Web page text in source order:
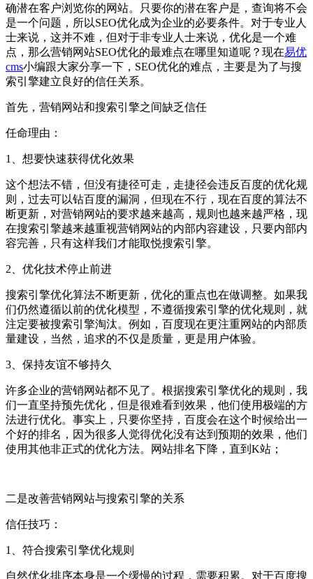
确潜在客户浏览你的网站。只要你的潜在客户是，查询将不会
是一个问题，所以SEO优化成为企业的必要条件。对于专业人
士来说，这并不难，但对于非专业人士来说，优化是一个难
点，那么营销网站SEO优化的最难点在哪里知道呢？现在易优
cms小编跟大家分享一下，SEO优化的难点，主要是为了与搜
索引擎建立良好的信任关系。
首先，营销网站和搜索引擎之间缺乏信任
任命理由：
1、想要快速获得优化效果
这个想法不错，但没有捷径可走，走捷径会违反百度的优化规
则，过去可以钻百度的漏洞，但现在不行，现在百度的算法不
断更新，对营销网站的要求越来越高，规则也越来越严格，现
在搜索引擎越来越重视营销网站的内部内容建设，只要内部内
容完善，只有这样我们才能取悦搜索引擎。
2、优化技术停止前进
搜索引擎优化算法不断更新，优化的重点也在做调整。如果我
们仍然遵循以前的优化模型，不遵循搜索引擎的优化规则，就
注定要被搜索引擎淘汰。例如，百度现在更注重网站的内部质
量建设，当然，追求的不仅是质量，更是用户体验。
3、保持友谊不够持久
许多企业的营销网站都不见了。根据搜索引擎优化的规则，我
们一直坚持预先优化，但是很难看到效果，他们使用极端的方
法进行优化。事实上，只要你坚持，百度会在这个时候给出一
个好的排名，因为很多人觉得优化没有达到预期的效果，他们
使用其他非正式的优化方法。网站排名下降，直到K站；
二是改善营销网站与搜索引擎的关系
信任技巧：
1、符合搜索引擎优化规则
自然优化排序本身是一个缓慢的过程，需要积累。对于百度搜